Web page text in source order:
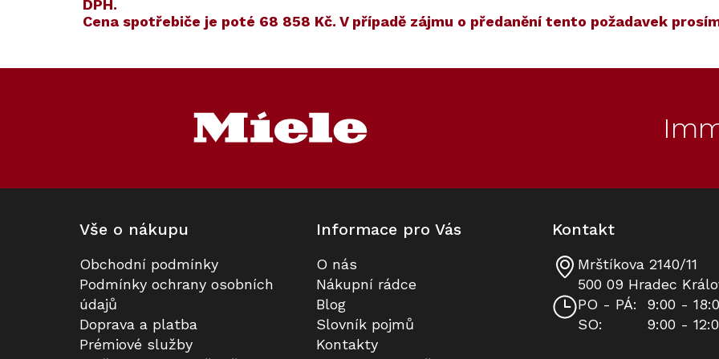
DPH.
Cena spotřebiče je poté 68 858 Kč. V případě zájmu o předanění tento požadavek
Výsuvný odsávač par MIELE DAD
4870 Levantar Obsidian černá
Na dotaz
Výsuvný odsávač par MIELE DAD
4840 Black Levantar
Skladem
Prodloužená záruka na 5 let
K dispozici
Prodloužená záruka na 10 let
K dispozici
Vše o nákupu
Obchodní podmínky
Podmínky ochrany osobních
údajů
Doprava a platba
Prémiové služby
Informace pro Vás
O nás
Nákupní rádce
Blog
Slovník pojmů
Kontakty
Kontakt
Mrštíkova 2140/11
500 09 Hradec
PO - PÁ:
9:00 -
SO:
9:00 -